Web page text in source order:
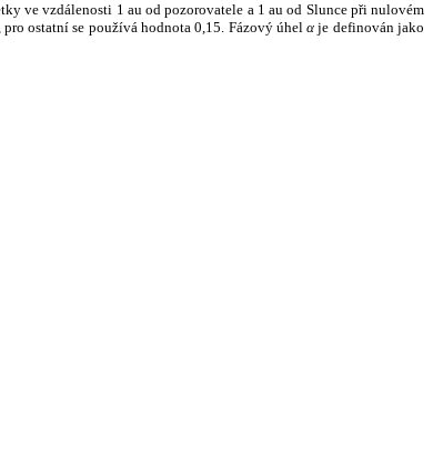
ve vzdálenosti 1 au od pozorovatele a 1 au od Slunce při nulovém
ostatní se používá hodnota 0,15. Fázový úhelα je definován jako